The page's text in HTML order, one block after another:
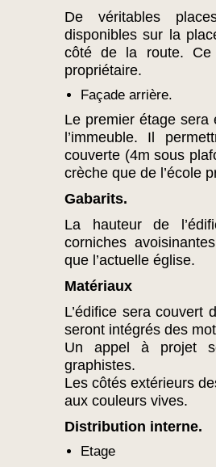
De véritables
disponibles sur la
côté de la route. Ce
propriétaire.
Façade arrière.
Le premier étage sera
l’immeuble. Il
couverte (4m sous
crèche que de l’école
Gabarits.
La hauteur de
corniches
que l’actuelle église.
Matériaux
L’édifice sera couvert
seront intégrés des
Un appel à projet
graphistes.
Les côtés extérieurs
aux couleurs vives.
Distribution interne.
Etage